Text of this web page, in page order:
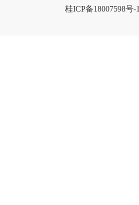
桂ICP备18007598号-1